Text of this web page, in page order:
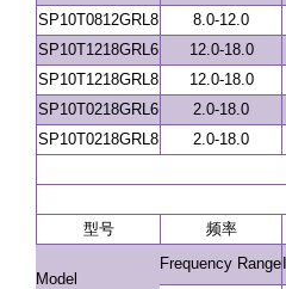
SP10T0812GRL8
8.0-12.0
SP10T1218GRL6
12.0-18.0
SP10T1218GRL8
12.0-18.0
SP10T0218GRL6
2.0-18.0
SP10T0218GRL8
2.0-18.0
型号
频率
Model
Frequency Range